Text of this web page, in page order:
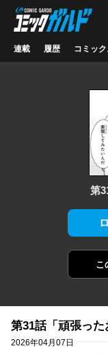
コミックガル
連載 履歴 コミック
第
こ
第31話「頑張った
2026年04月07日